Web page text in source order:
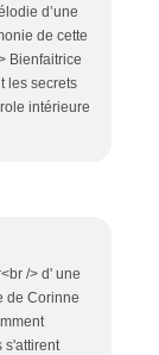
d’une
de cette
Bienfaitrice
les secrets
intérieure
/> d' une
de Corinne
s'attirent